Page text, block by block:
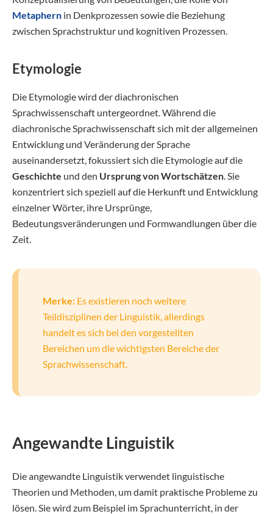
Metaphern in Denkprozessen sowie die Beziehung
zwischen Sprachstruktur und kognitiven Prozessen.
Etymologie
Die Etymologie wird der diachronischen
Sprachwissenschaft untergeordnet. Während die
diachronische Sprachwissenschaft sich mit der allgemeinen
Entwicklung und Veränderung der Sprache
auseinandersetzt, fokussiert sich die Etymologie auf die
Geschichte und den Ursprung von Wortschätzen . Sie
konzentriert sich speziell auf die Herkunft und Entwicklung
einzelner Wörter, ihre Ursprünge,
Bedeutungsveränderungen und Formwandlungen über die
Zeit.
Merke: Es existieren noch weitere
Teildisziplinen der Linguistik, allerdings
handelt es sich bei den vorgestellten
Bereichen um die wichtigsten Bereiche der
Sprachwissenschaft.
Angewandte Linguistik
Die angewandte Linguistik verwendet linguistische
Theorien und Methoden, um damit praktische Probleme zu
lösen. Sie wird zum Beispiel im Sprachunterricht, in der